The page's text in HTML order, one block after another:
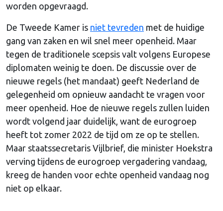
worden opgevraagd.
De Tweede Kamer is niet tevreden met de huidige
gang van zaken en wil snel meer openheid. Maar
tegen de traditionele scepsis valt volgens Europese
diplomaten weinig te doen. De discussie over de
nieuwe regels (het mandaat) geeft Nederland de
gelegenheid om opnieuw aandacht te vragen voor
meer openheid. Hoe de nieuwe regels zullen luiden
wordt volgend jaar duidelijk, want de eurogroep
heeft tot zomer 2022 de tijd om ze op te stellen.
Maar staatssecretaris Vijlbrief, die minister Hoekstra
verving tijdens de eurogroep vergadering vandaag,
kreeg de handen voor echte openheid vandaag nog
niet op elkaar.